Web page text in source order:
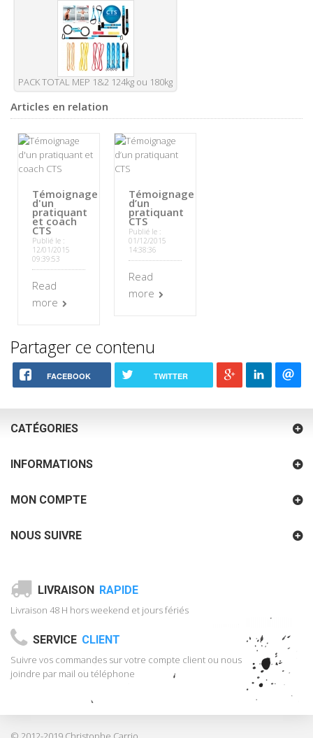
PACK TOTAL MEP 1&2 124kg ou 180kg
Articles en relation
Témoignage
d'un
pratiquant
et coach
CTS
Publié le :
12/01/2015
09:39:53
Read
more
Témoignage
d’un
pratiquant
CTS
Publié le :
01/12/2015
14:38:36
Read
more
Partager ce contenu
FACEBOOK TWITTER
CATÉGORIES
INFORMATIONS
MON COMPTE
NOUS SUIVRE
LIVRAISON RAPIDE
Livraison 48 H hors weekend et jours fériés
SERVICE CLIENT
Suivre vos commandes sur votre compte client ou nous
joindre par mail ou téléphone